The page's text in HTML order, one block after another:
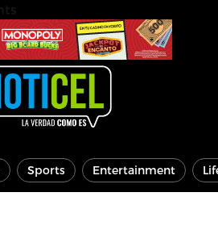
Sports Entertainment